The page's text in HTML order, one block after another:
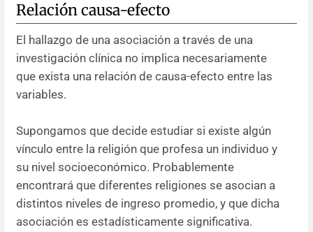
Relación causa-efecto
El hallazgo de una asociación a través de una
investigación clínica no implica necesariamente
que exista una relación de causa-efecto entre las
variables.
Supongamos que decide estudiar si existe algún
vínculo entre la religión que profesa un individuo y
su nivel socioeconómico. Probablemente
encontrará que diferentes religiones se asocian a
distintos niveles de ingreso promedio, y que dicha
asociación es estadísticamente significativa.